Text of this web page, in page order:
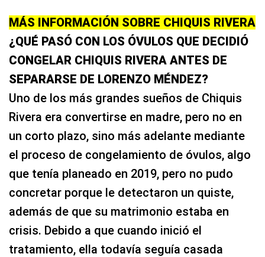
MÁS INFORMACIÓN SOBRE CHIQUIS RIVERA
¿QUÉ PASÓ CON LOS ÓVULOS QUE DECIDIÓ
CONGELAR CHIQUIS RIVERA ANTES DE
SEPARARSE DE LORENZO MÉNDEZ?
Uno de los más grandes sueños de Chiquis
Rivera era convertirse en madre, pero no en
un corto plazo, sino más adelante mediante
el proceso de congelamiento de óvulos, algo
que tenía planeado en 2019, pero no pudo
concretar porque le detectaron un quiste,
además de que su matrimonio estaba en
crisis. Debido a que cuando inició el
tratamiento, ella todavía seguía casada